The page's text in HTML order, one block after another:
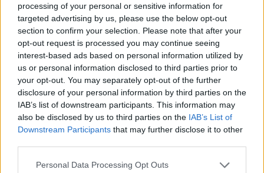
processing of your personal or sensitive information for
targeted advertising by us, please use the below opt-out
section to confirm your selection. Please note that after your
opt-out request is processed you may continue seeing
interest-based ads based on personal information utilized by
us or personal information disclosed to third parties prior to
your opt-out. You may separately opt-out of the further
disclosure of your personal information by third parties on the
IAB’s list of downstream participants. This information may
also be disclosed by us to third parties on the IAB’s List of
Downstream Participants that may further disclose it to other
Please note that this website/app uses one or more Google
Personal Data Processing Opt Outs
Σεάλλη υπόθεση, ένας 17χρονος
καταδικάστηκε τον Σεπτέμβριο του 2025,
αφού κρίθηκε ένοχος για τον βιασμό μιας
15χρονης. Του επιβλήθηκεδιαταγή
αναμόρφωσης ανηλίκων, πρόστιμο 26 λιρών
και η υποχρέωση να εγγραφεί στο μητρώο
σεξουαλικών παραβατών για 30 μήνες. Ο
καταδικασμένος βιαστής συμπλήρωσε τα 18
του χρόνια αυτό το μήνα. Το θύμα σε αυτή
την υπόθεση, που είναι πλέον 16 ετών,
δήλωσε ότιο δράστης θα έπρεπε να είχε